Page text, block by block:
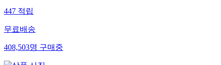
447적립
무료배송
408,503명구매중